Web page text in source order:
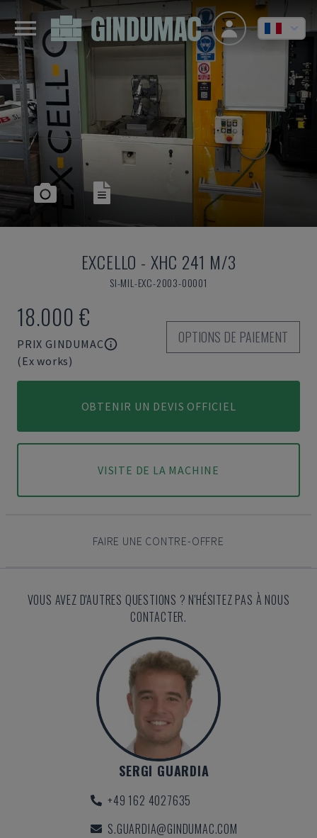
EXCELLO - XHC 241 M/3
SI-MIL-EXC-2003-00001
18.000 €
PRIX GINDUMAC
(Ex works)
OPTIONS DE PAIEMENT
OBTENIR UN DEVIS OFFICIEL
VISITE DE LA MACHINE
FAIRE UNE CONTRE-OFFRE
VOUS AVEZ D'AUTRES QUESTIONS ? N'HÉSITEZ PAS À NOUS
CONTACTER.
SERGI GUARDIA
+49 162 4027635
S.GUARDIA@GINDUMAC.COM